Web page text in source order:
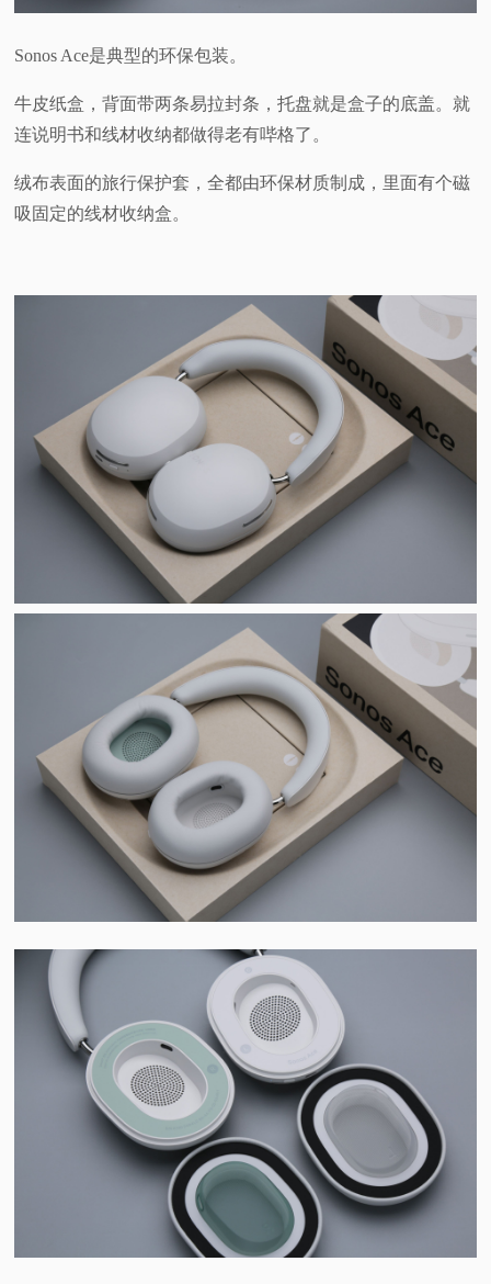
Sonos Ace是典型的环保包装。
牛皮纸盒，背面带两条易拉封条，托盘就是盒子的底盖。就
连说明书和线材收纳都做得老有哔格了。
绒布表面的旅行保护套，全都由环保材质制成，里面有个磁
吸固定的线材收纳盒。